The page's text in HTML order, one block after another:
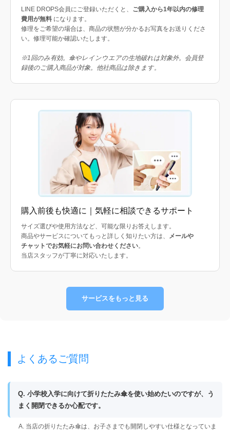
LINE DROPS会員にご登録いただくと、 ご購入から1年以内の修理
費用が無料 になります。
修理をご希望の場合は、商品の状態が分かるお写真をお送りくださ
い。修理可能か確認いたします。
※1回のみ有効。傘やレインウエアの生地破れは対象外。会員登
録後のご購入商品が対象。他社商品は除きます。
購入前後も快適に｜気軽に相談できるサポート
サイズ選びや使用方法など、可能な限りお答えします。
商品やサービスについてもっと詳しく知りたい方は、 メールや
チャットでお気軽にお問い合わせください。
当店スタッフが丁寧に対応いたします。
サービスをもっと見る
よくあるご質問
Q. 小学校入学に向けて折りたたみ傘を使い始めたいのですが、う
まく開閉できるか心配です。
A. 当店の折りたたみ傘は、お子さまでも開閉しやすい仕様となっていま